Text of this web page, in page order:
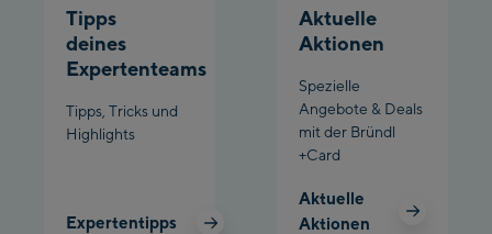
Tipps
deines
Expertenteams
Tipps, Tricks und
Highlights
Expertentipps
Aktuelle
Aktionen
Spezielle
Angebote & Deals
mit der Bründl
+Card
Aktuelle
Aktionen